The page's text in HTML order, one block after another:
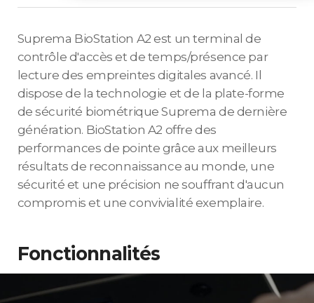
Suprema BioStation A2 est un terminal de
contrôle d'accès et de temps/présence par
lecture des empreintes digitales avancé. Il
dispose de la technologie et de la plate-forme
de sécurité biométrique Suprema de dernière
génération. BioStation A2 offre des
performances de pointe grâce aux meilleurs
résultats de reconnaissance au monde, une
sécurité et une précision ne souffrant d'aucun
compromis et une convivialité exemplaire.
Fonctionnalités